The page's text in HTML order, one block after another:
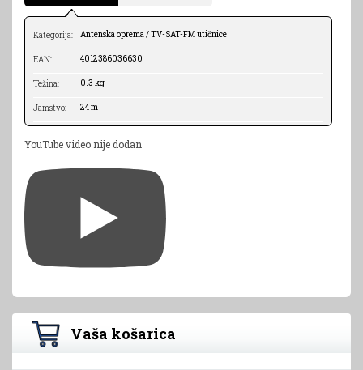
Kategorija: Antenska oprema / TV-SAT-FM utičnice
EAN: 4012386036630
Težina: 0.3 kg
Jamstvo: 24 m
YouTube video nije dodan
Vaša košarica